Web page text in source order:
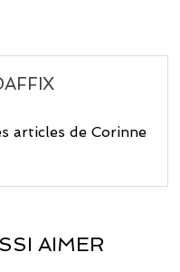
articles de Corinne
AIMER